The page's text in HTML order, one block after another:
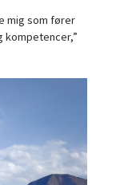
mig som fører